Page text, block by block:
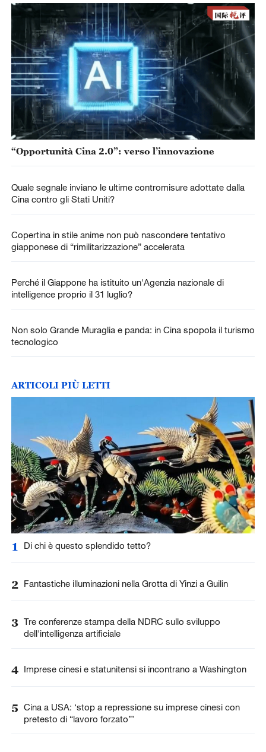
“Opportunità Cina 2.0”: verso l’innovazione
Quale segnale inviano le ultime contromisure adottate dalla
Cina contro gli Stati Uniti?
Copertina in stile anime non può nascondere tentativo
giapponese di “rimilitarizzazione” accelerata
Perché il Giappone ha istituito un'Agenzia nazionale di
intelligence proprio il 31 luglio?
Non solo Grande Muraglia e panda: in Cina spopola il turismo
tecnologico
ARTICOLI PIÙ LETTI
1 Di chi è questo splendido tetto?
2 Fantastiche illuminazioni nella Grotta di Yinzi a Guilin
3 Tre conferenze stampa della NDRC sullo sviluppo
dell'intelligenza artificiale
4 Imprese cinesi e statunitensi si incontrano a Washington
5 Cina a USA: ‘stop a repressione su imprese cinesi con
pretesto di “lavoro forzato”’